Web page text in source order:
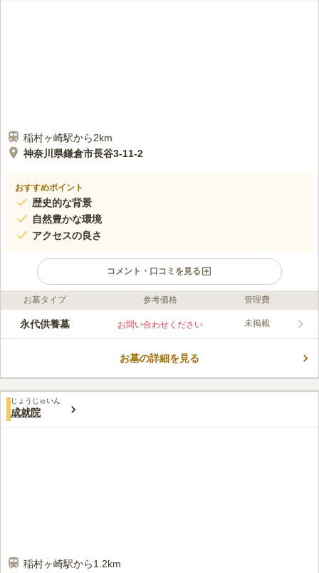
稲村ヶ崎駅から2km
神奈川県鎌倉市長谷3-11-2
おすすめポイント
歴史的な背景
自然豊かな環境
アクセスの良さ
コメント・口コミを見る
口コミ評価
この霊園はまだ誰からも評価されていません。
お墓タイプ 参考価格 管理費
永代供養墓 お問い合わせください 未掲載
お墓の詳細を見る
じょうじゅいん
成就院
稲村ヶ崎駅から1.2km